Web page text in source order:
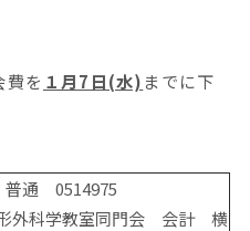
費を １月7日(水) までに下
普通 0514975
科学教室同門会 会計 横